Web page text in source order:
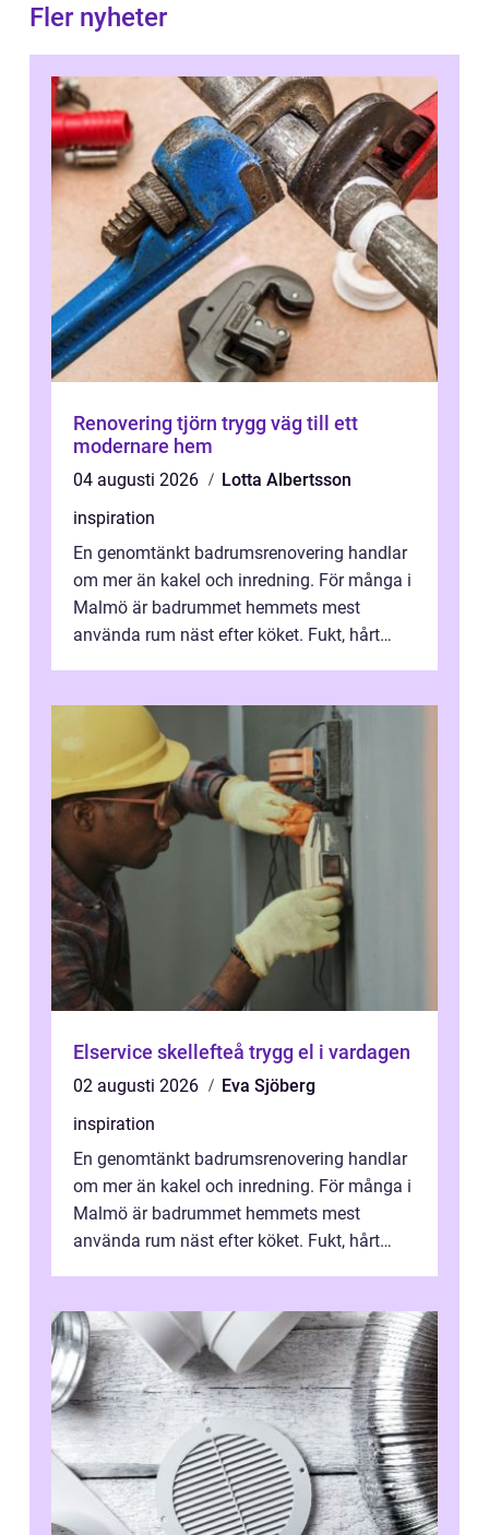
Fler nyheter
Renovering tjörn trygg väg till ett
modernare hem
04 augusti 2026
Lotta Albertsson
inspiration
En genomtänkt badrumsrenovering handlar
om mer än kakel och inredning. För många i
Malmö är badrummet hemmets mest
använda rum näst efter köket. Fukt, hårt
Elservice skellefteå trygg el i vardagen
02 augusti 2026
Eva Sjöberg
inspiration
En genomtänkt badrumsrenovering handlar
om mer än kakel och inredning. För många i
Malmö är badrummet hemmets mest
använda rum näst efter köket. Fukt, hårt